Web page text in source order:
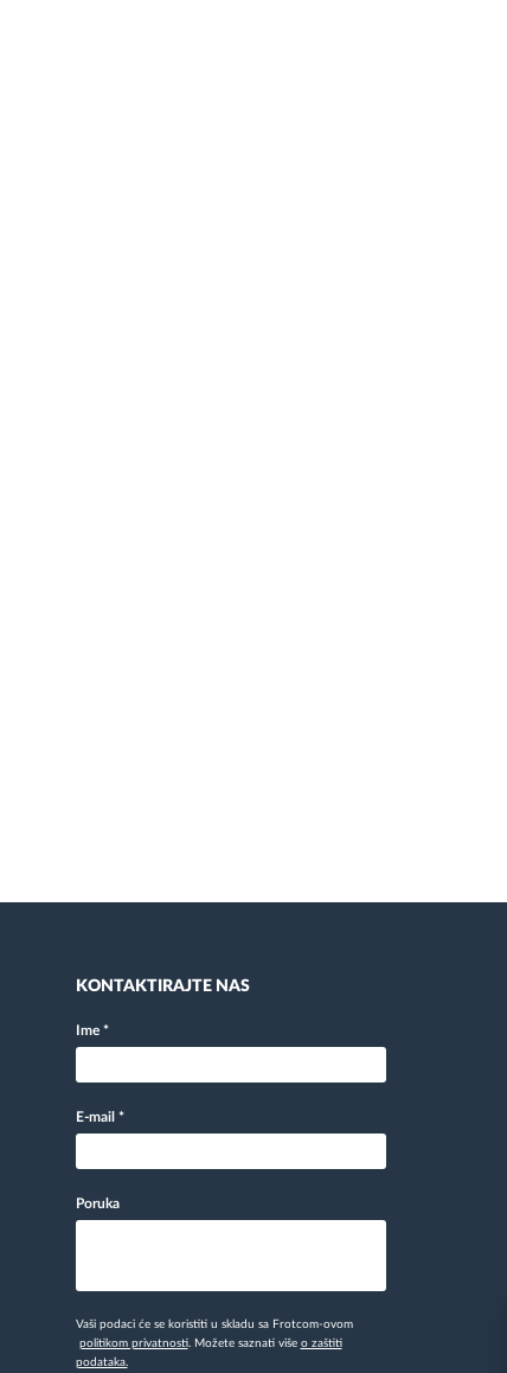
KONTAKTIRAJTE NAS
Ime *
E-mail *
Poruka
Vaši podaci će se koristiti u skladu sa Frotcom-ovom
politikom privatnosti. Možete saznati više o zaštiti
podataka.